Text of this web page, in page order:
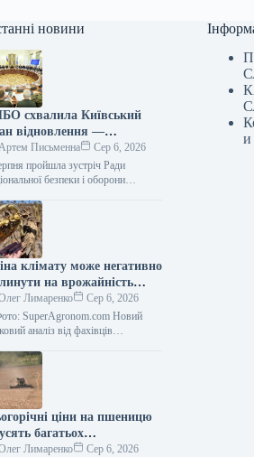
новини
схвалила Київський
відновлення —
Письменна
Сер 6, 2026
пройшла зустріч Ради
безпеки і оборони
Володимир Зеленський.
ступінь реалізації
клімату може негативно
на врожайність
значніше, ніж
дослідники —
Лимаренко
Сер 6, 2026
SuperAgronom.com Новий
аналіз від фахівців
зміни можуть справляти на
набагато потужніший…
ціни на пшеницю
багатьох
Лимаренко Сер 6, 2026
и